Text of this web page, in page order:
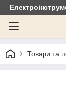
Товари та